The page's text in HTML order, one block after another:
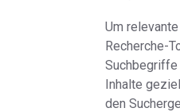
Um
Recherche-
Suchbegriffe
Inhalte
den